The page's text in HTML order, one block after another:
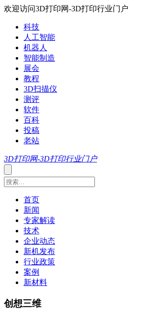
欢迎访问3D打印网-3D打印行业门户
科技
人工智能
机器人
智能制造
展会
教程
3D扫描仪
测评
软件
百科
投稿
老站
3D打印网-3D打印行业门户
首页
新闻
专家解读
技术
企业动态
新机发布
行业政策
案例
新材料
创想三维